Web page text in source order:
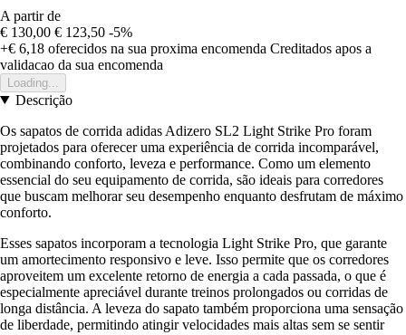
A partir de
€ 130,00 € 123,50 -5%
+€ 6,18 oferecidos na sua proxima encomenda Creditados apos a
validacao da sua encomenda
Loading...
Descrição
Os sapatos de corrida adidas Adizero SL2 Light Strike Pro foram
projetados para oferecer uma experiência de corrida incomparável,
combinando conforto, leveza e performance. Como um elemento
essencial do seu equipamento de corrida, são ideais para corredores
que buscam melhorar seu desempenho enquanto desfrutam de máximo
conforto.
Esses sapatos incorporam a tecnologia Light Strike Pro, que garante
um amortecimento responsivo e leve. Isso permite que os corredores
aproveitem um excelente retorno de energia a cada passada, o que é
especialmente apreciável durante treinos prolongados ou corridas de
longa distância. A leveza do sapato também proporciona uma sensação
de liberdade, permitindo atingir velocidades mais altas sem se sentir